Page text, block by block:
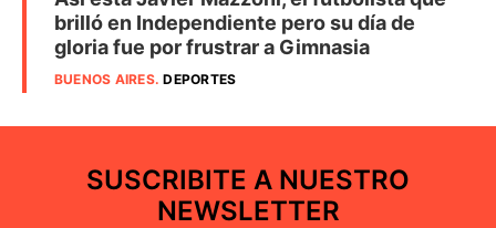
brilló en Independiente pero su día de
gloria fue por frustrar a Gimnasia
BUENOS AIRES.DEPORTES
SUSCRIBITE A NUESTRO
NEWSLETTER